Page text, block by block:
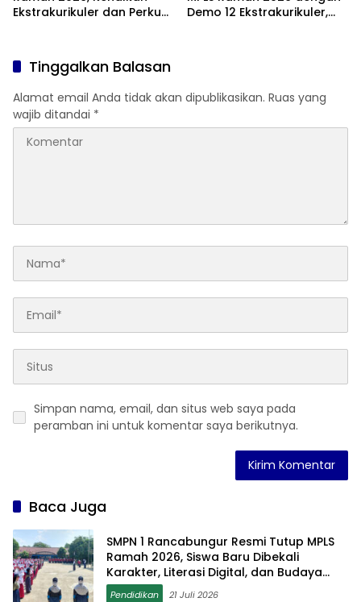
Ekstrakurikuler dan Perkuat
Demo 12 Ekstrakurikuler,
Tinggalkan Balasan
Alamat email Anda tidak akan dipublikasikan. Ruas yang
wajib ditandai *
Simpan nama, email, dan situs web saya pada
peramban ini untuk komentar saya berikutnya.
Baca Juga
SMPN 1 Rancabungur Resmi Tutup MPLS
Ramah 2026, Siswa Baru Dibekali
Karakter, Literasi Digital, dan Budaya
Anti-Bullying
Pendidikan 21 Juli 2026